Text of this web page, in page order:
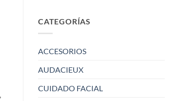
CATEGORÍAS
ACCESORIOS
AUDACIEUX
CUIDADO FACIAL